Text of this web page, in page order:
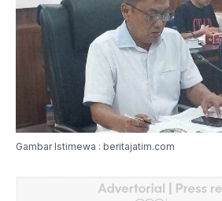
Gambar Istimewa : beritajatim.com